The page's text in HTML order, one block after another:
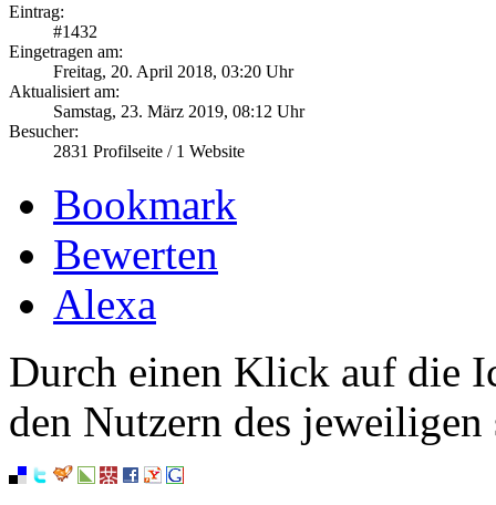
Eintrag:
#1432
Eingetragen am:
Freitag, 20. April 2018, 03:20 Uhr
Aktualisiert am:
Samstag, 23. März 2019, 08:12 Uhr
Besucher:
2831 Profilseite / 1 Website
Bookmark
Bewerten
Alexa
Durch einen Klick auf die
den Nutzern des